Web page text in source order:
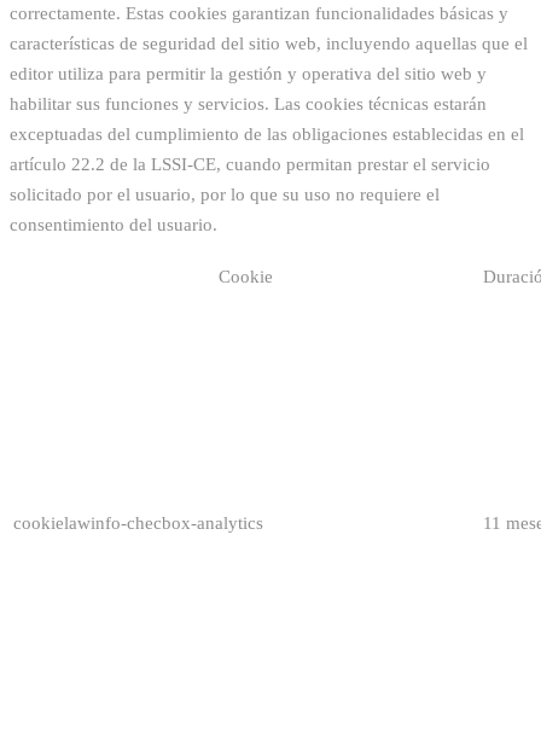
correctamente. Estas cookies garantizan funcionalidades básicas y
características de seguridad del sitio web, incluyendo aquellas que el
editor utiliza para permitir la gestión y operativa del sitio web y
habilitar sus funciones y servicios. Las cookies técnicas estarán
exceptuadas del cumplimiento de las obligaciones establecidas en el
artículo 22.2 de la LSSI-CE, cuando permitan prestar el servicio
solicitado por el usuario, por lo que su uso no requiere el
consentimiento del usuario.
Cookie
cookielawinfo-checbox-analytics 11